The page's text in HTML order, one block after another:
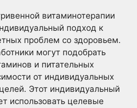
витаминотерапии
подход к
проблем со здоровьем.
могут подобрать
и питательных
от индивидуальных
Этот индивидуальный
использовать целевые